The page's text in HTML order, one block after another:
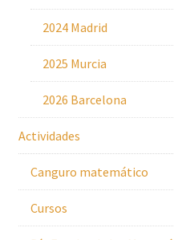
2024 Madrid
2025 Murcia
2026 Barcelona
Actividades
Canguro matemático
Cursos